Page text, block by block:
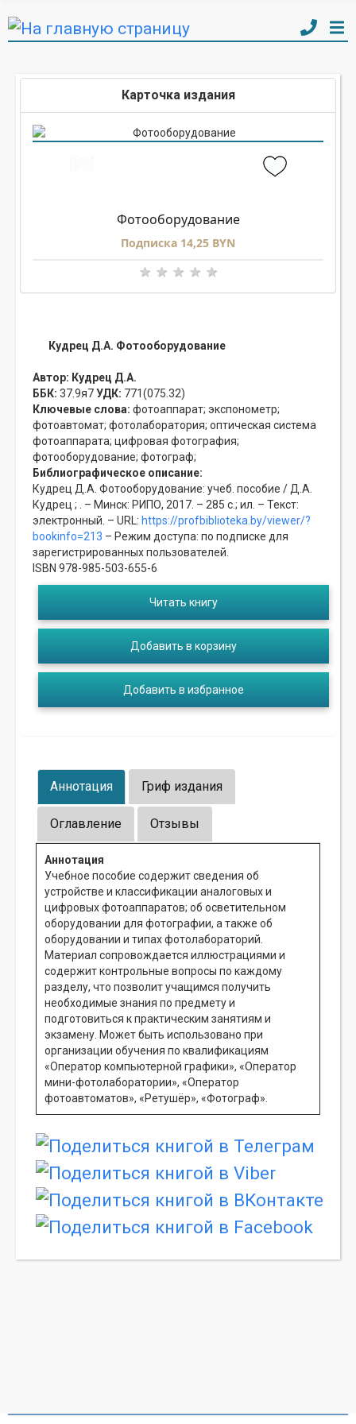
Карточка издания
Фотооборудование
Подписка 14,25 BYN
Кудрец Д.А. Фотооборудование
Автор: Кудрец Д.А.
ББК: 37.9я7УДК: 771(075.32)
Ключевые слова: фотоаппарат; экспонометр;
фотоавтомат; фотолаборатория; оптическая система
фотоаппарата; цифровая фотография;
фотооборудование; фотограф;
Библиографическое описание:
Кудрец Д.А. Фотооборудование: учеб. пособие / Д.А.
Кудрец ; . – Минск: РИПО, 2017. – 285 с.; ил. – Текст:
электронный. – URL: https://profbiblioteka.by/viewer/?
bookinfo=213 – Режим доступа: по подписке для
зарегистрированных пользователей.
ISBN 978-985-503-655-6
Читать книгу
Добавить в корзину
Добавить в избранное
Аннотация Гриф издания
Оглавление Отзывы
Аннотация
Учебное пособие содержит сведения об
устройстве и классификации аналоговых и
цифровых фотоаппаратов; об осветительном
оборудовании для фотографии, а также об
оборудовании и типах фотолабораторий.
Материал сопровождается иллюстрациями и
содержит контрольные вопросы по каждому
разделу, что позволит учащимся получить
необходимые знания по предмету и
подготовиться к практическим занятиям и
экзамену. Может быть использовано при
организации обучения по квалификациям
«Оператор компьютерной графики», «Оператор
мини-фотолаборатории», «Оператор
фотоавтоматов», «Ретушёр», «Фотограф».